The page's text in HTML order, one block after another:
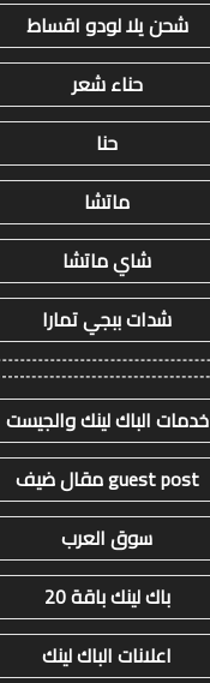
شحن يلا لودو اقساط
حناء شعر
حنا
ماتشا
شاي ماتشا
شدات ببجي تمارا
خدمات الباك لينك والجيست
guest post مقال ضيف
سوق العرب
باك لينك باقة 20
اعلانات الباك لينك